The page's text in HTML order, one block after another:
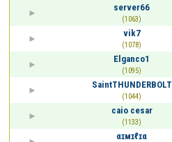
server66
(1063)
vik7
(1078)
Elganco1
(1095)
SaintTHUNDERBOLT
(1044)
caio cesar
(1133)
αɪмɪℓɪα